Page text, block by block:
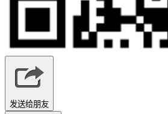
发送给朋友